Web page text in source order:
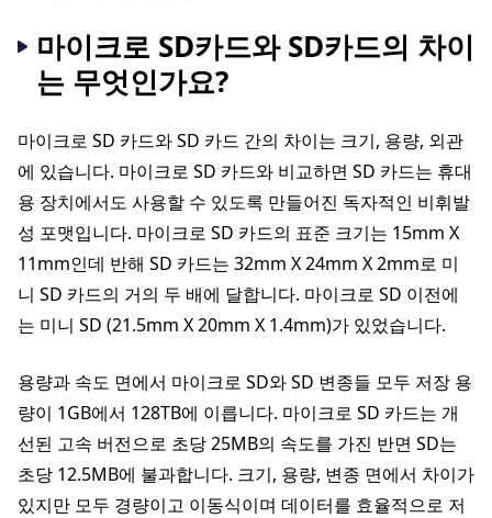
마이크로 SD카드와 SD카드의 차이
는 무엇인가요?
마이크로 SD 카드와 SD 카드 간의 차이는 크기, 용량, 외관
에 있습니다. 마이크로 SD 카드와 비교하면 SD 카드는 휴대
용 장치에서도 사용할 수 있도록 만들어진 독자적인 비휘발
성 포맷입니다. 마이크로 SD 카드의 표준 크기는 15mm X
11mm인데 반해 SD 카드는 32mm X 24mm X 2mm로 미
니 SD 카드의 거의 두 배에 달합니다. 마이크로 SD 이전에
는 미니 SD (21.5mm X 20mm X 1.4mm)가 있었습니다.
용량과 속도 면에서 마이크로 SD와 SD 변종들 모두 저장 용
량이 1GB에서 128TB에 이릅니다. 마이크로 SD 카드는 개
선된 고속 버전으로 초당 25MB의 속도를 가진 반면 SD는
초당 12.5MB에 불과합니다. 크기, 용량, 변종 면에서 차이가
있지만 모두 경량이고 이동식이며 데이터를 효율적으로 저